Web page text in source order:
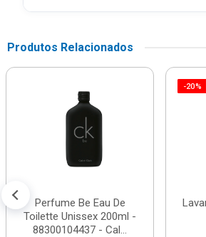
Produtos Relacionados
Perfume Be Eau De
Toilette Unissex 200ml -
88300104437 - Cal...
-20%